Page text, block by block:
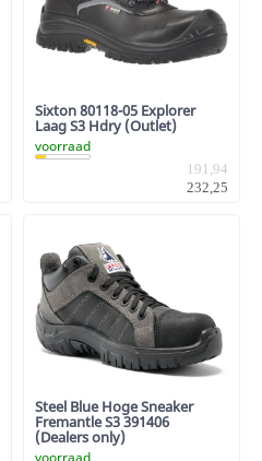
Sixton 80118-05 Explorer
Laag S3 Hdry (Outlet)
voorraad
191,94
232,25
Steel Blue Hoge Sneaker
Fremantle S3 391406
(Dealers only)
voorraad